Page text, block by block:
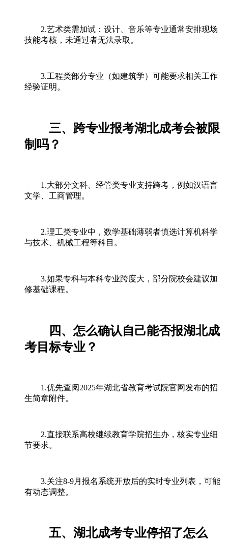
2.艺术类需加试：设计、音乐等专业通常安排现场
技能考核，未通过者无法录取。
3.工程类部分专业（如建筑学）可能要求相关工作
经验证明。
三、跨专业报考湖北成考会被限
制吗？
1.大部分文科、经管类专业支持跨考，例如汉语言
文学、工商管理。
2.理工类专业中，数学基础薄弱者慎选计算机科学
与技术、机械工程等科目。
3.如果专科与本科专业跨度大，部分院校会建议加
修基础课程。
四、怎么确认自己能否报湖北成
考目标专业？
1.优先查阅2025年湖北省教育考试院官网发布的招
生简章附件。
2.直接联系高校继续教育学院招生办，核实专业细
节要求。
3.关注8-9月报名系统开放后的实时专业列表，可能
有动态调整。
五、湖北成考专业停招了怎么